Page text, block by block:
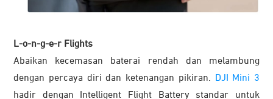
L-o-n-g-e-r Flights
Abaikan kecemasan baterai rendah dan melambung
dengan percaya diri dan ketenangan pikiran.
DJI Mini 3
hadir dengan Intelligent Flight Battery standar untuk